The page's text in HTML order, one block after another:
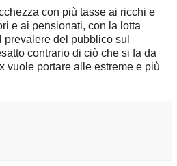
con più tasse ai ricchi e
e ai pensionati, con la lotta
prevalere del pubblico sul
contrario di ciò che si fa da
vuole portare alle estreme e più